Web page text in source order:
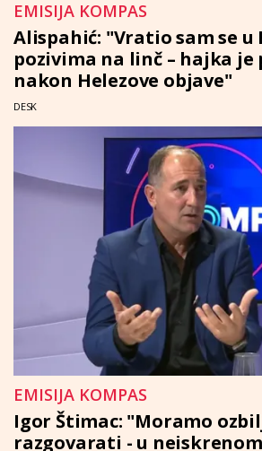
EMISIJA KOMPAS
Alispahić: "Vratio sam se u
pozivima na linč – hajka
nakon Helezove objave"
DESK
EMISIJA KOMPAS
Igor Štimac: "Moramo
razgovarati - u